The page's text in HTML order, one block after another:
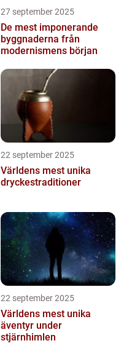
27 september 2025
De mest imponerande
byggnaderna från
modernismens början
22 september 2025
Världens mest unika
dryckestraditioner
22 september 2025
Världens mest unika
äventyr under
stjärnhimlen